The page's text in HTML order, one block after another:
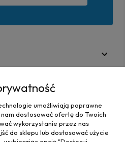
umożliwiają poprawne
dostosować ofertę do Twoich
wykorzystanie przez nas
do sklepu lub dostosować użycie